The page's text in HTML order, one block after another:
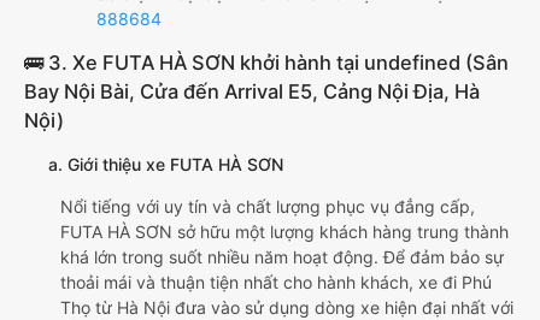
888684
🚌 3. Xe FUTA HÀ SƠN khởi hành tại undefined (Sân
Bay Nội Bài, Cửa đến Arrival E5, Cảng Nội Địa, Hà
Nội)
a. Giới thiệu xe FUTA HÀ SƠN
Nổi tiếng với uy tín và chất lượng phục vụ đẳng cấp,
FUTA HÀ SƠN sở hữu một lượng khách hàng trung thành
khá lớn trong suốt nhiều năm hoạt động. Để đảm bảo sự
thoải mái và thuận tiện nhất cho hành khách, xe đi Phú
Thọ từ Hà Nội đưa vào sử dụng dòng xe hiện đại nhất với